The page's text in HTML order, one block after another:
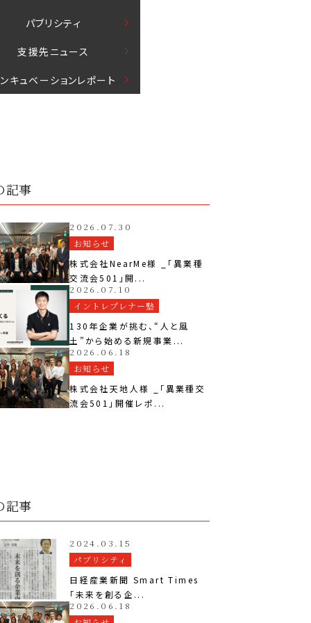
パブリシティ
⽀援先ニュース
キュベーションレポート
記事
2026.07.30
お知らせ
株式会社NearMe様 _「異業種
交流会501」開...
2026.07.10
イントレプレナー塾
130年企業が挑む、“人と風
土”から始める新規事業...
2026.06.18
お知らせ
株式会社天地人様 _「異業種交
流会501」開催レポ...
記事
2024.03.15
パブリシティ
日経産業新聞 Smart Times
「未来を創る企...
2026.06.18